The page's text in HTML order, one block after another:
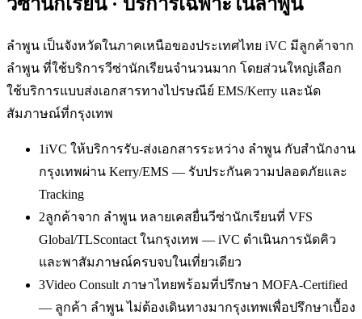
ลำพูน เป็นจังหวัดในภาคเหนือของประเทศไทย iVC มีลูกค้าจาก
ลำพูน ที่ใช้บริการวีซ่านักเรียนจำนวนมาก โดยส่วนใหญ่เลือก
ใช้บริการแบบส่งเอกสารทางไปรษณีย์ EMS/Kerry และนัด
สัมภาษณ์ที่กรุงเทพ
1iVC ให้บริการรับ-ส่งเอกสารระหว่าง ลำพูน กับสำนักงาน
กรุงเทพผ่าน Kerry/EMS — รับประกันความปลอดภัยและ
Tracking
2ลูกค้าจาก ลำพูน หลายเคสยื่นวีซ่านักเรียนที่ VFS
Global/TLScontact ในกรุงเทพ — iVC ดำเนินการนัดคิว
และพาสัมภาษณ์ครบจบในเที่ยวเดียว
3Video Consult ภาษาไทยพร้อมที่ปรึกษา MOFA-Certified
— ลูกค้า ลำพูน ไม่ต้องเดินทางมากรุงเทพเพื่อปรึกษาเบื้อง